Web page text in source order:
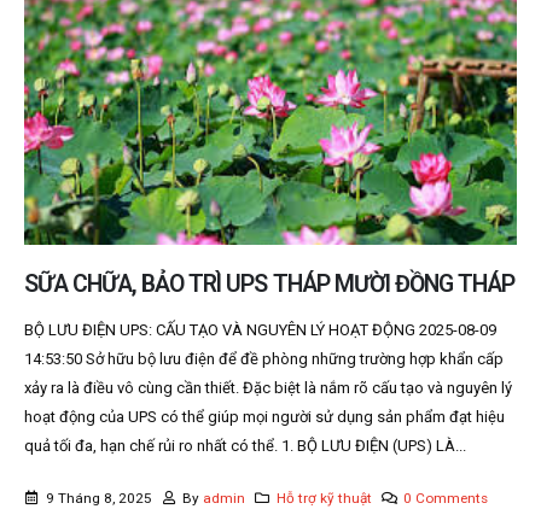
SỮA CHỮA, BẢO TRÌ UPS THÁP MƯỜI ĐỒNG THÁP
BỘ LƯU ĐIỆN UPS: CẤU TẠO VÀ NGUYÊN LÝ HOẠT ĐỘNG 2025-08-09
14:53:50 Sở hữu bộ lưu điện để đề phòng những trường hợp khẩn cấp
xảy ra là điều vô cùng cần thiết. Đặc biệt là nắm rõ cấu tạo và nguyên lý
hoạt động của UPS có thể giúp mọi người sử dụng sản phẩm đạt hiệu
quả tối đa, hạn chế rủi ro nhất có thể. 1. BỘ LƯU ĐIỆN (UPS) LÀ...
9 Tháng 8, 2025 By admin Hỗ trợ kỹ thuật 0 Comments